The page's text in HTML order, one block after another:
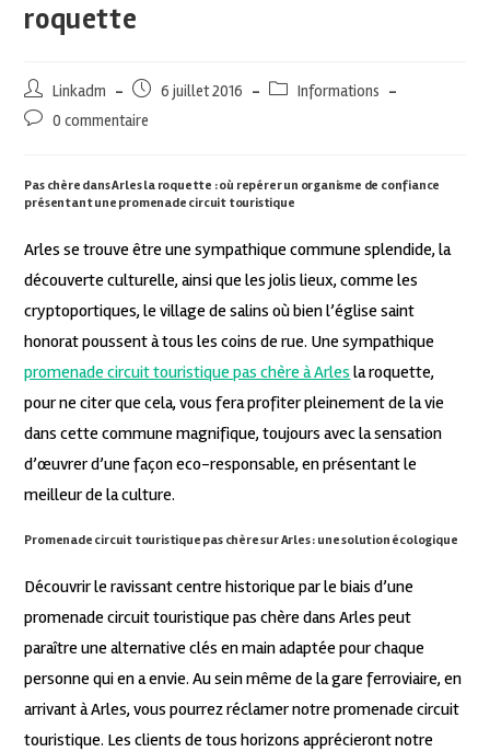
roquette
Linkadm 6 juillet 2016
Informations
0 commentaire
Pas chère dans Arles la roquette : où repérer un organisme de confiance
présentant une promenade circuit touristique
Arles se trouve être une sympathique commune splendide, la
découverte culturelle, ainsi que les jolis lieux, comme les
cryptoportiques, le village de salins où bien l’église saint
honorat poussent à tous les coins de rue. Une sympathique
promenade circuit touristique pas chère à Arles la roquette,
pour ne citer que cela, vous fera profiter pleinement de la vie
dans cette commune magnifique, toujours avec la sensation
d’œuvrer d’une façon eco-responsable, en présentant le
meilleur de la culture.
Promenade circuit touristique pas chère sur Arles : une solution écologique
Découvrir le ravissant centre historique par le biais d’une
promenade circuit touristique pas chère dans Arles peut
paraître une alternative clés en main adaptée pour chaque
personne qui en a envie. Au sein même de la gare ferroviaire, en
arrivant à Arles, vous pourrez réclamer notre promenade circuit
touristique. Les clients de tous horizons apprécieront notre